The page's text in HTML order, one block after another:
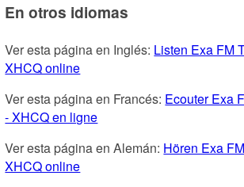
En otros idiomas
Ver esta página en Inglés: Listen Exa FM
XHCQ online
Ver esta página en Francés: Ecouter Exa
- XHCQ en ligne
Ver esta página en Alemán: Hören Exa
XHCQ online